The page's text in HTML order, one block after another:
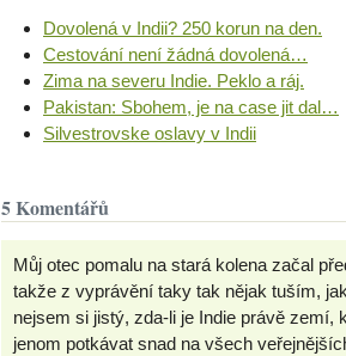
Dovolená v Indii? 250 korun na den.
Cestování není žádná dovolená…
Zima na severu Indie. Peklo a ráj.
Pakistan: Sbohem, je na case jit dal…
Silvestrovske oslavy v Indii
5 Komentářů
Můj otec pomalu na stará kolena začal
takže z vyprávění taky tak nějak tuším,
nejsem si jistý, zda-li je Indie právě zemí,
jenom potkávat snad na všech